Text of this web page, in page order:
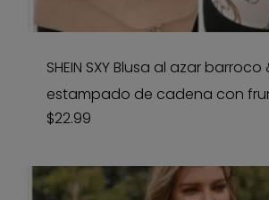
SHEIN SXY Blusa al azar
estampado de cadena con
$22.99